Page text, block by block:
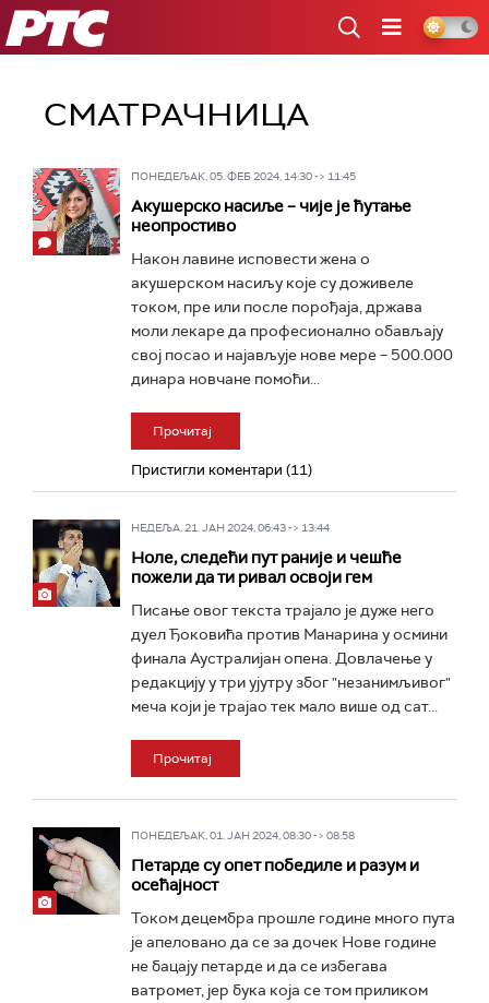
РТС
СМАТРАЧНИЦА
ПОНЕДЕЉАК, 05. ФЕБ 2024, 14:30 -> 11:45
Акушерско насиље – чије је ћутање
неопростиво
Након лавине исповести жена о
акушерском насиљу које су доживеле
током, пре или после порођаја, држава
моли лекаре да професионално обављају
свој посао и најављује нове мере – 500.000
динара новчане помоћи...
Прочитај
Пристигли коментари (11)
НЕДЕЉА, 21. ЈАН 2024, 06:43 -> 13:44
Ноле, следећи пут раније и чешће
пожели да ти ривал освоји гем
Писање овог текста трајало је дуже него
дуел Ђоковића против Манарина у осмини
финала Аустралијан опена. Довлачење у
редакцију у три ујутру због "незанимљивог"
меча који је трајао тек мало више од сат...
Прочитај
ПОНЕДЕЉАК, 01. ЈАН 2024, 08:30 -> 08:58
Петарде су опет победиле и разум и
осећајност
Током децембра прошле године много пута
је апеловано да се за дочек Нове године
не бацају петарде и да се избегава
ватромет, јер бука која се том приликом